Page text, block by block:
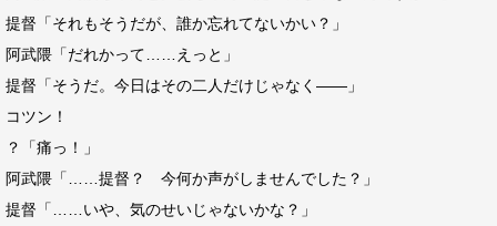
提督「それもそうだが、誰か忘れてないかい？」
阿武隈「だれかって……えっと」
提督「そうだ。今日はその二人だけじゃなく――」
コツン！
？「痛っ！」
阿武隈「……提督？ 今何か声がしませんでした？」
提督「……いや、気のせいじゃないかな？」